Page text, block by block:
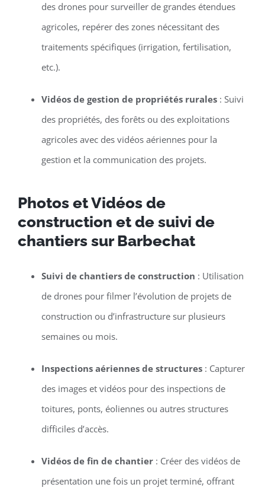
des drones pour surveiller de grandes étendues
agricoles, repérer des zones nécessitant des
traitements spécifiques (irrigation, fertilisation,
etc.).
Vidéos de gestion de propriétés rurales: Suivi
des propriétés, des forêts ou des exploitations
agricoles avec des vidéos aériennes pour la
gestion et la communication des projets.
Photos et Vidéos de
construction et de suivi de
chantiers sur Barbechat
Suivi de chantiers de construction : Utilisation
de drones pour filmer l’évolution de projets de
construction ou d’infrastructure sur plusieurs
semaines ou mois.
Inspections aériennes de structures: Capturer
des images et vidéos pour des inspections de
toitures, ponts, éoliennes ou autres structures
difficiles d’accès.
Vidéos de fin de chantier: Créer des vidéos de
présentation une fois un projet terminé, offrant